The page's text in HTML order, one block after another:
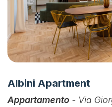
Albini Apartment
Appartamento - Via